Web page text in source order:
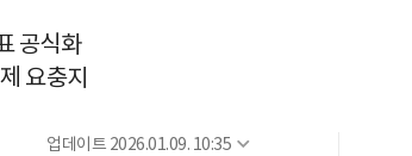
공식화
요충지
업데이트 2026.01.09. 10:35